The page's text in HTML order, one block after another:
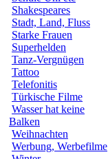
Shakespeares
Stadt, Land, Fluss
Starke Frauen
Superhelden
Tanz-Vergnügen
Tattoo
Telefonitis
Türkische Filme
Wasser hat keine
Balken
Weihnachten
Werbung, Werbefilme